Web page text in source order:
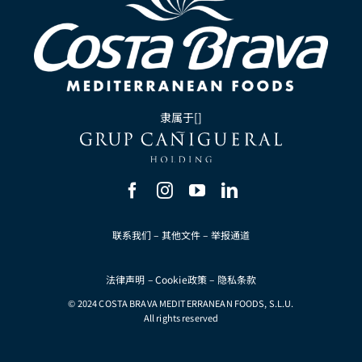
隶属于[]
联系我们 – 其他文件– 举报通道
法律声明 –Cookie政策– 隐私条款
© 2024 COSTA BRAVA MEDITERRANEAN FOODS, S.L.U.
All rights reserved